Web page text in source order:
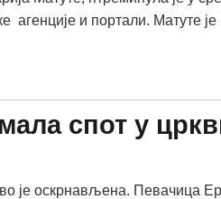
агенције и портали. Матуте је
спот у
је оскрнављена. Певачица